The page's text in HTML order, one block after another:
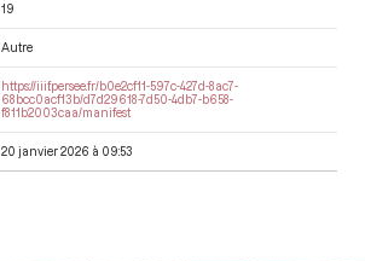
19
Autre
https://iiif.persee.fr/b0e2cf11-597c-427d-8ac7-
68bcc0acf13b/d7d29618-7d50-4db7-b658-
f811b2003caa/manifest
20 janvier 2026 à 09:53